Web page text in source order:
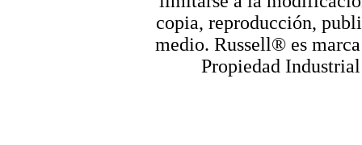
copia, reproducción,
medio. Russell® es
Propiedad